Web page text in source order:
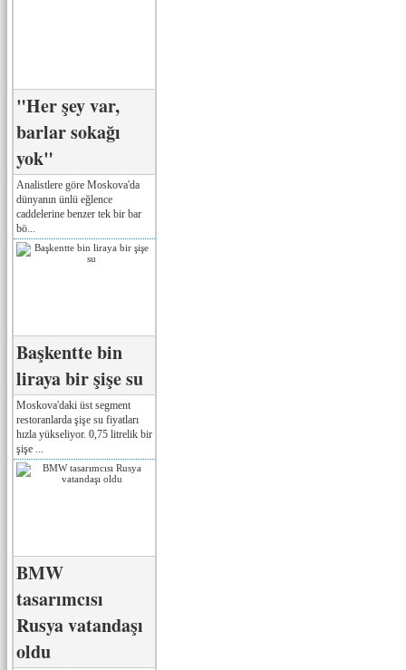
"Her şey var,
barlar sokağı
yok"
Analistlere göre Moskova'da
dünyanın ünlü eğlence
caddelerine benzer tek bir bar
bö...
Başkentte bin
liraya bir şişe su
Moskova'daki üst segment
restoranlarda şişe su fiyatları
hızla yükseliyor. 0,75 litrelik bir
şişe ...
BMW
tasarımcısı
Rusya vatandaşı
oldu